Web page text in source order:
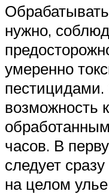
нужно,
умеренно
возможность
часов. В
следует
на целом улье